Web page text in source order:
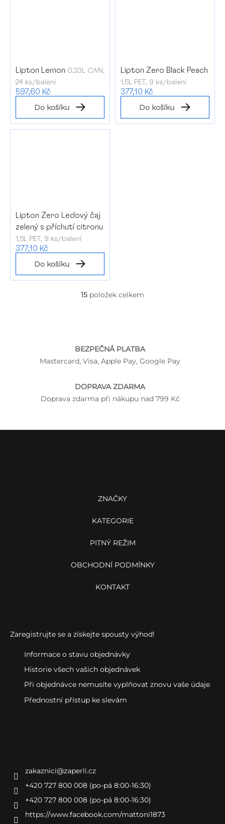
Lipton Lemon 0,33L CAN,
24 ks/balení
597,60 Kč
Do košíku
Lipton Zero Black Peach
1,5L PET, 9 ks/balení
377,10 Kč
Do košíku
Lipton Zero Ledový čaj
zelený s příchutí citronu
1,5L PET, 9 ks/balení
377,10 Kč
Do košíku
O
a
c
í
r
k
ý
15 položek celkem
BEZPEČNÁ PLATBA
Mastercard, Visa, Apple Pay, Google Pay
DOPRAVA ZDARMA
Doprava zdarma při nákupu nad 799 Kč
ZNAČKY
KATEGORIE
PITNÝ REŽIM
OBCHODNÍ PODMÍNKY
KONTAKT
Zaregistrujte se a získejte spousty výhod!
Informace o stavu objednávky
Historie všech vašich objednávek
Při objednávce nemusíte vyplňovat znovu vaše údaje
Přednostní přístup ke slevám
zakaznici@zaperli.cz
+420 727 800 008 (po-pá 8:00-16:30)
+420 727 800 008 (po-pá 8:00-16:30)
https://www.facebook.com/mattoni1873